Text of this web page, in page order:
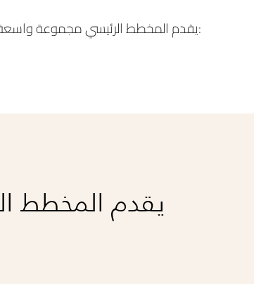
يقدم المخطط الرئيسي مجموعةمثل:
يقدم المخطط